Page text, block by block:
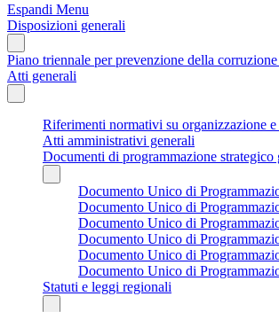
Espandi Menu
Disposizioni generali
Piano triennale per prevenzione della corruzione
Atti generali
Riferimenti normativi su organizzazione
Atti amministrativi generali
Documenti di programmazione strategico
Documento Unico di
Documento Unico di
Documento Unico di
Documento Unico di
Documento Unico di
Documento Unico di
Statuti e leggi regionali